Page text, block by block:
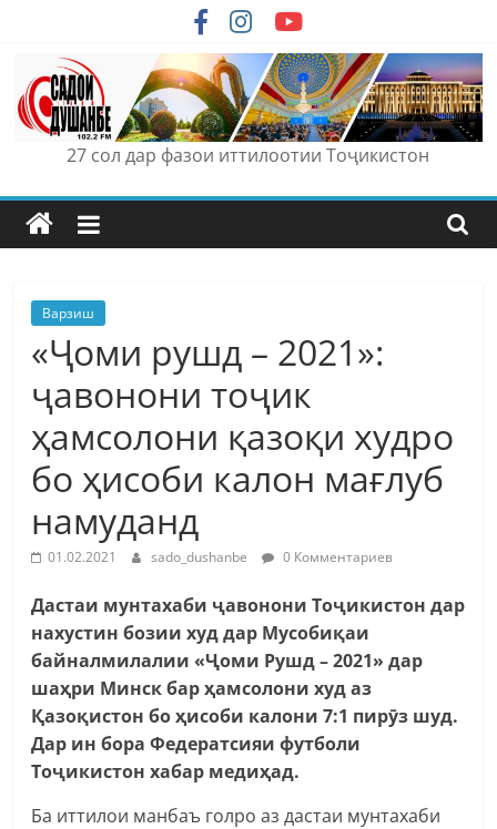
content
27 сол дар фазои иттилоотии Тоҷикистон
Варзиш
«Ҷоми рушд – 2021»:
ҷавонони тоҷик
ҳамсолони қазоқи худро
бо ҳисоби калон мағлуб
намуданд
01.02.2021 sado_dushanbe 0 Комментариев
Дастаи мунтахаби ҷавонони Тоҷикистон дар
нахустин бозии худ дар Мусобиқаи
байналмилалии «Ҷоми Рушд – 2021» дар
шаҳри Минск бар ҳамсолони худ аз
Қазоқистон бо ҳисоби калони7:1 пирӯз шуд.
Дар ин бора Федератсияи футболи
Тоҷикистон хабар медиҳад.
Ба иттилои манбаъ голро аз дастаи мунтахаби